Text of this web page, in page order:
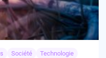
Société Technologie